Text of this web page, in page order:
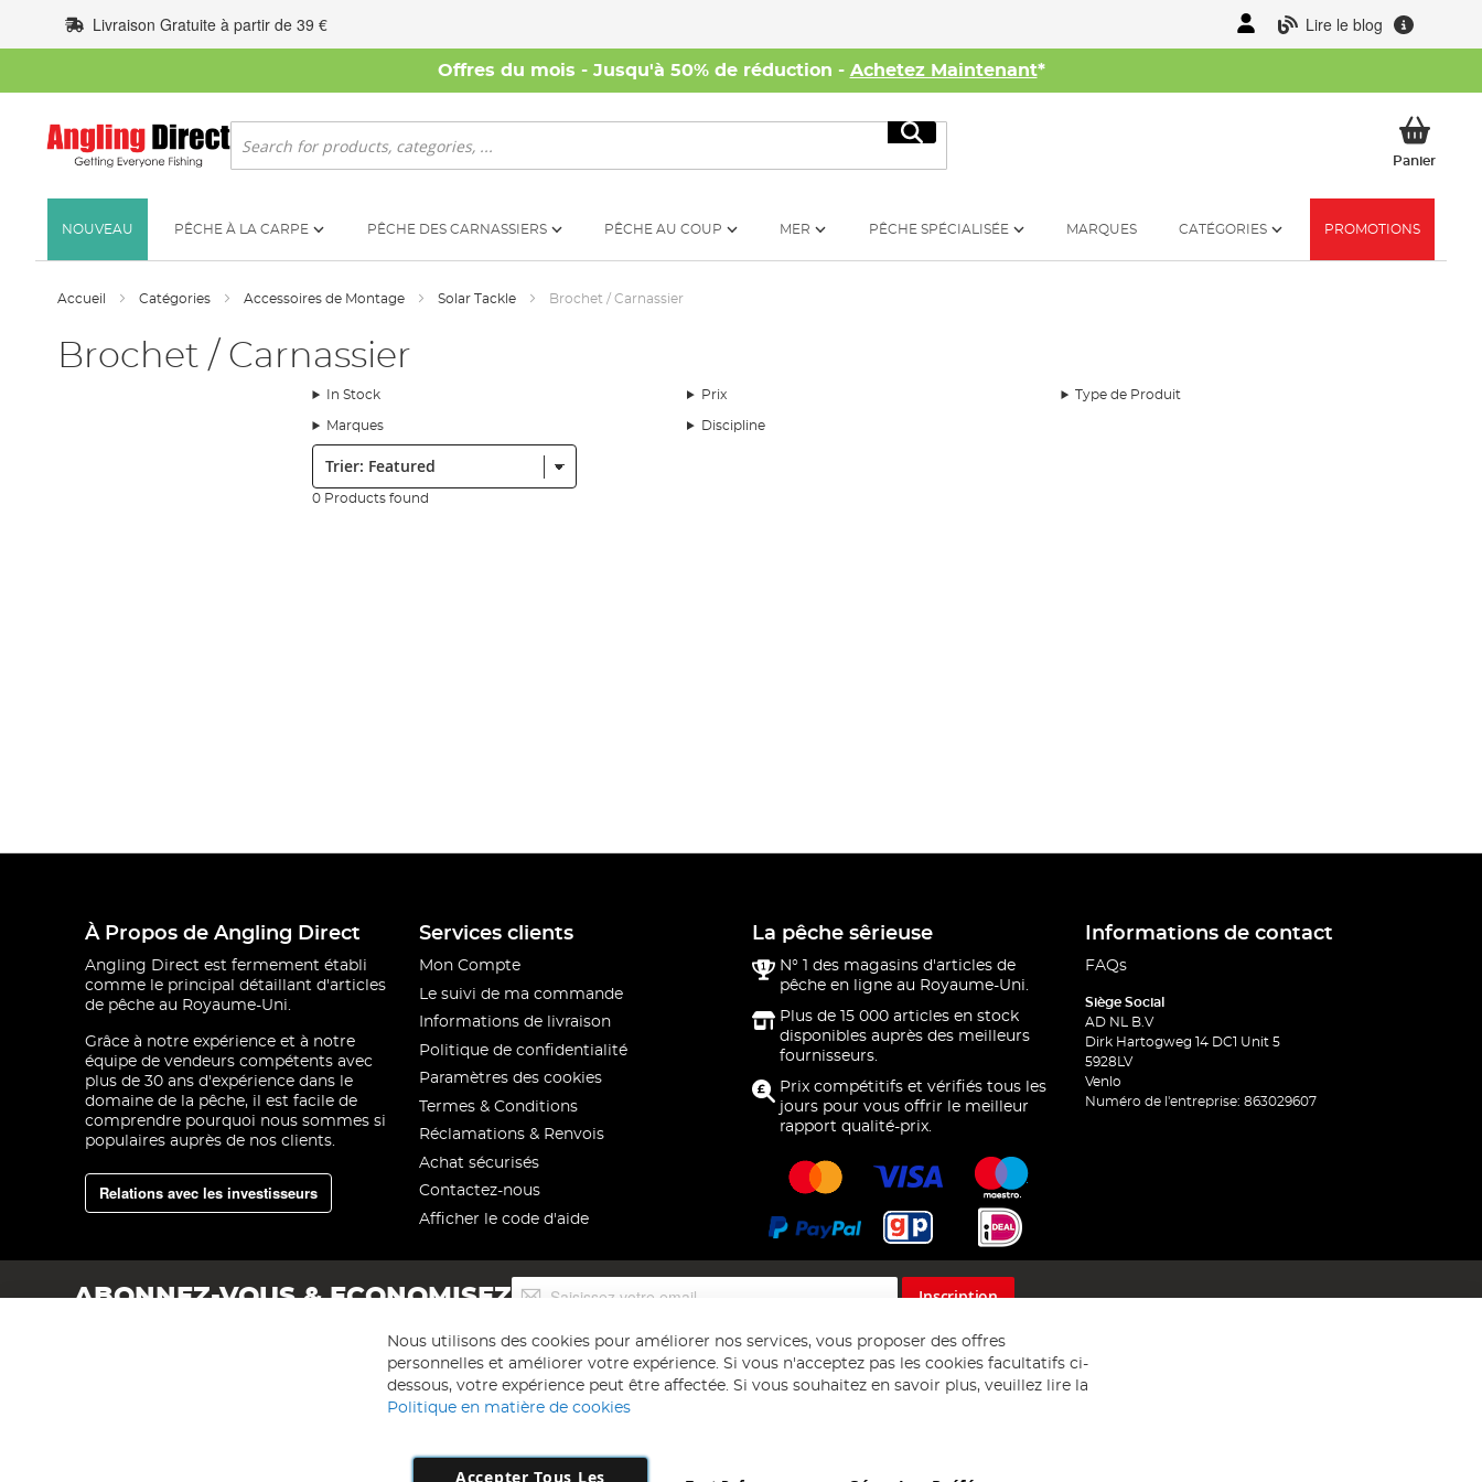
au
contenu
Lire le blog
Livraison Gratuite à partir de 39 €
Offres du mois - Jusqu'à 50% de réduction - Achetez Maintenant*
Rechercher
Rechercher
PanierMon
NOUVEAU PÊCHE À LA CARPE PÊCHE DES CARNASSIERS PÊCHE AU COUP MER PÊCHE SPÉCIALISÉE MARQUES CATÉGORIES PROMOTIONS
Accueil Catégories Accessoires de Montage Solar Tackle Brochet / Carnassier
Brochet / Carnassier
In Stock Prix Type de Produit
Marques Discipline
Trier:
0 Products found
À Propos de Angling Direct
Angling Direct est fermement établi
comme le principal détaillant d'articles
de pêche au Royaume-Uni.
Grâce à notre expérience et à notre
équipe de vendeurs compétents avec
plus de 30 ans d'expérience dans le
domaine de la pêche, il est facile de
comprendre pourquoi nous sommes si
populaires auprès de nos clients.
Relations avec les investisseurs
Services clients
Mon Compte
Le suivi de ma commande
Informations de livraison
Politique de confidentialité
Paramètres des cookies
Termes & Conditions
Réclamations & Renvois
Achat sécurisés
Contactez-nous
Afficher le code d'aide
La pêche sêrieuse
N° 1 des magasins d'articles de
pêche en ligne au Royaume-Uni.
Plus de 15 000 articles en stock
disponibles auprès des meilleurs
fournisseurs.
Prix compétitifs et vérifiés tous les
jours pour vous offrir le meilleur
rapport qualité-prix.
Informations de contact
FAQs
Siège Social
AD NL B.V
Dirk Hartogweg 14 DC1 Unit 5
5928LV
Venlo
Numéro de l'entreprise: 863029607
ABONNEZ-VOUS & ECONOMISEZ
lettre
d’information
:
Inscription
Nous utilisons des cookies pour améliorer nos services, vous proposer des offres
personnelles et améliorer votre expérience. Si vous n'acceptez pas les cookies facultatifs ci-
dessous, votre expérience peut être affectée. Si vous souhaitez en savoir plus, veuillez lire la
Politique en matière de cookies
Accepter Tous Les